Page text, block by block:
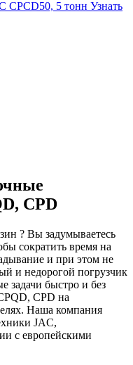
CPCD50, 5 тонн Узнать
CPD
? Вы задумываетесь
сократить время на
и при этом не
и недорогой погрузчик
задачи быстро и без
CPD на
Наша компания
JAC,
с европейскими